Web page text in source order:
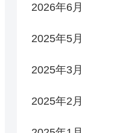
2026年6月
2025年5月
2025年3月
2025年2月